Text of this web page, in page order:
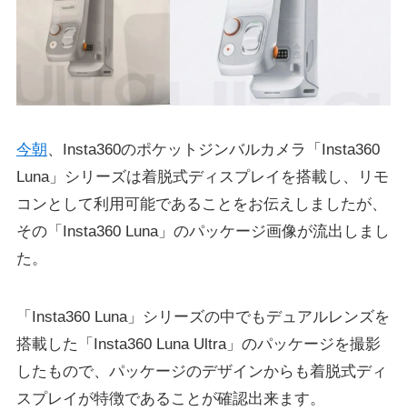
今朝、Insta360のポケットジンバルカメラ「Insta360
Luna」シリーズは着脱式ディスプレイを搭載し、リモ
コンとして利用可能であることをお伝えしましたが、
その「Insta360 Luna」のパッケージ画像が流出しまし
た。
「Insta360 Luna」シリーズの中でもデュアルレンズを
搭載した「Insta360 Luna Ultra」のパッケージを撮影
したもので、パッケージのデザインからも着脱式ディ
スプレイが特徴であることが確認出来ます。